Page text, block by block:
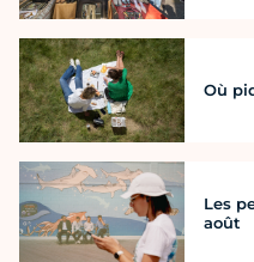
Où
Les
août